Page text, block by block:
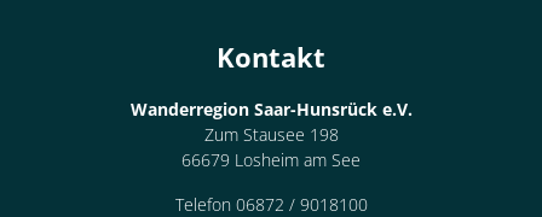
Kontakt
Wanderregion Saar-Hunsrück e.V.
Zum Stausee 198
66679 Losheim am See
Telefon 06872 / 9018100